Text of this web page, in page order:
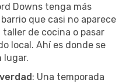
Downs tenga más
que casi no aparece
de cocina o pasar
local. Ahí es donde se
lugar.
: Una temporada